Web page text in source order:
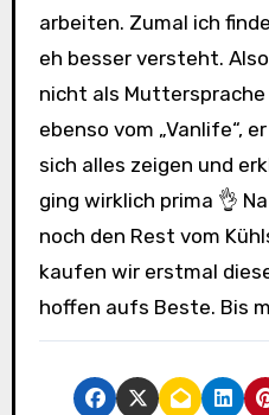
arbeiten. Zumal ich
eh besser versteht.
nicht als
ebenso vom „Vanlife“,
sich alles zeigen und
ging wirklich prima 👌
noch den Rest vom
kaufen wir erstmal
hoffen aufs Beste. Bis